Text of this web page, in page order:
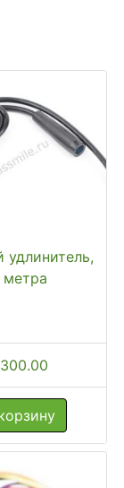
удлинитель,
метра
300.00